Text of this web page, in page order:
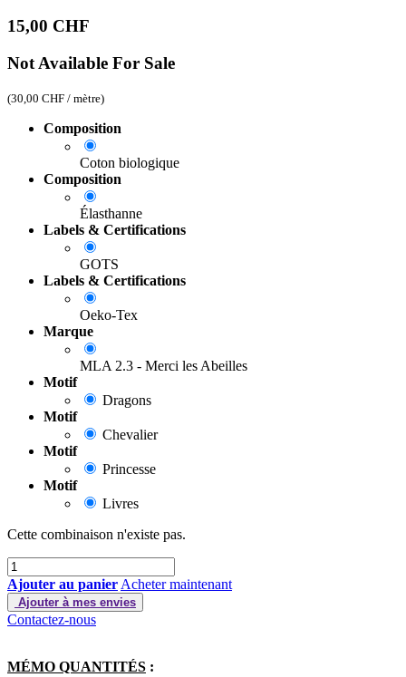
15,00 CHF
Not Available For Sale
(30,00 CHF / mètre)
Composition
Coton biologique
Composition
Élasthanne
Labels & Certifications
GOTS
Labels & Certifications
Oeko-Tex
Marque
MLA 2.3 - Merci les Abeilles
Motif
Dragons
Motif
Chevalier
Motif
Princesse
Motif
Livres
Cette combinaison n'existe pas.
Ajouter au panier Acheter maintenant
Ajouter à mes envies
Contactez-nous
MÉMO QUANTITÉS :